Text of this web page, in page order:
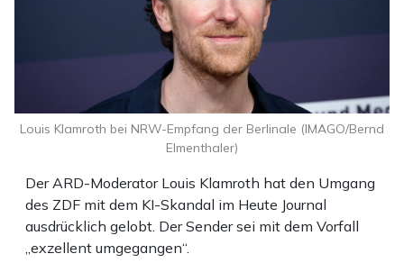
Der ARD-Moderator Louis Klamroth hat den Umgang
des ZDF mit dem KI-Skandal im Heute Journal
ausdrücklich gelobt. Der Sender sei mit dem Vorfall
„exzellent umgegangen“.
Louis Klamroth bei NRW-Empfang der Berlinale (IMAGO/Bernd
Elmenthaler)